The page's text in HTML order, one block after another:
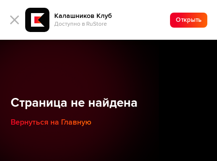
Калашников Клуб
Доступно в RuStore
Открыть
Страница не найдена
Вернуться на Главную